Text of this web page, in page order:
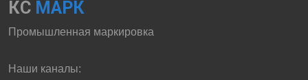
КС МАРК
Промышленная маркировка
Наши каналы: